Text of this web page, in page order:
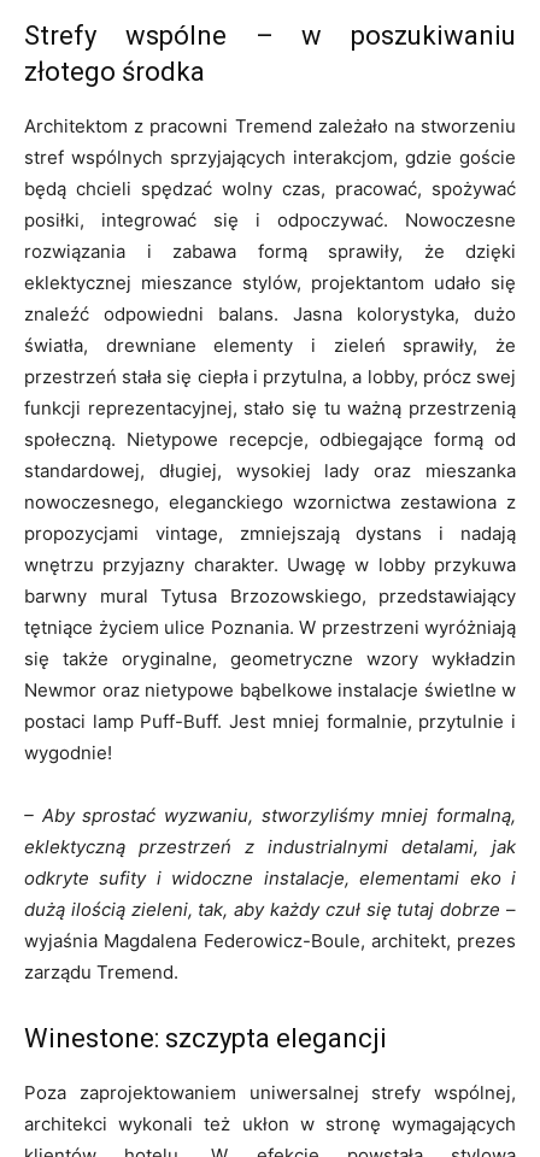
Strefy wspólne – w poszukiwaniu
złotego środka
Architektom z pracowni Tremend zależało na stworzeniu
stref wspólnych sprzyjających interakcjom, gdzie goście
będą chcieli spędzać wolny czas, pracować, spożywać
posiłki, integrować się i odpoczywać. Nowoczesne
rozwiązania i zabawa formą sprawiły, że dzięki
eklektycznej mieszance stylów, projektantom udało się
znaleźć odpowiedni balans. Jasna kolorystyka, dużo
światła, drewniane elementy i zieleń sprawiły, że
przestrzeń stała się ciepła i przytulna, a lobby, prócz swej
funkcji reprezentacyjnej, stało się tu ważną przestrzenią
społeczną. Nietypowe recepcje, odbiegające formą od
standardowej, długiej, wysokiej lady oraz mieszanka
nowoczesnego, eleganckiego wzornictwa zestawiona z
propozycjami vintage, zmniejszają dystans i nadają
wnętrzu przyjazny charakter. Uwagę w lobby przykuwa
barwny mural Tytusa Brzozowskiego, przedstawiający
tętniące życiem ulice Poznania. W przestrzeni wyróżniają
się także oryginalne, geometryczne wzory wykładzin
Newmor oraz nietypowe bąbelkowe instalacje świetlne w
postaci lamp Puff-Buff. Jest mniej formalnie, przytulnie i
wygodnie!
– Aby sprostać wyzwaniu, stworzyliśmy mniej formalną,
eklektyczną przestrzeń z industrialnymi detalami, jak
odkryte sufity i widoczne instalacje, elementami eko i
dużą ilością zieleni, tak, aby każdy czuł się tutaj dobrze –
wyjaśnia Magdalena Federowicz-Boule, architekt, prezes
zarządu Tremend.
Winestone: szczypta elegancji
Poza zaprojektowaniem uniwersalnej strefy wspólnej,
architekci wykonali też ukłon w stronę wymagających